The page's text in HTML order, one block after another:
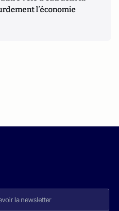
l’économie